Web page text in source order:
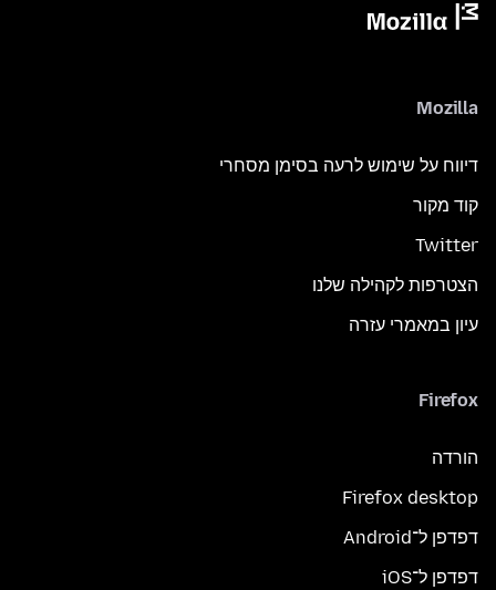
Mozilla
דיווח על שימוש לרעה בסימן מסחרי
קוד מקור
Twitter
הצטרפות לקהילה שלנו
עיון במאמרי עזרה
Firefox
הורדה
Firefox desktop
דפדפן ל־Android
דפדפן ל־iOS